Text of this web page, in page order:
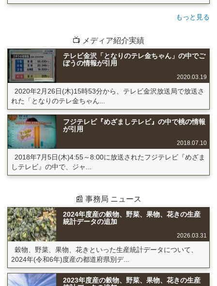
もっと見る
📺 メディア紹介実績
テレビ金沢「となりのテレ金ちゃん」の中でご
ぼうの情報が引用
2020.03.19
2020年2月26日(木)15時53分から、テレビ金沢放送局で放送さ
れた「となりのテレ金ちゃん...
フジテレビ『めざましテレビ』の中で桃の情報
が引用
2018.07.10
2018年7月5日(木)4:55～8:00に放送されたフジテレビ『めざま
しテレビ』の中で、ジャ...
📰 事務局 ニュース
2024年度産の穀物、野菜、果物、花きの生産
統計データの追加
2026.03.31
穀物、野菜、果物、花きといった生産統計データについて、
2024年(令和6年)度産の都道府県別デ...
2023年度産の穀物、野菜、果物、花きの生産